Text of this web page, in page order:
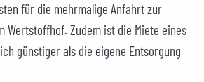
für die mehrmalige Anfahrt zur
Wertstoffhof. Zudem ist die Miete eines
günstiger als die eigene Entsorgung